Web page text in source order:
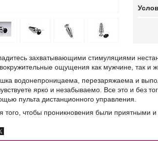
захватывающими стимуляциями
ощущения как мужчине, так и
водонепроницаема, перезаряжаема и
ярко и незабываемо. Все это и без
пульта дистанционного управления.
того, чтобы проникновения были приятными и